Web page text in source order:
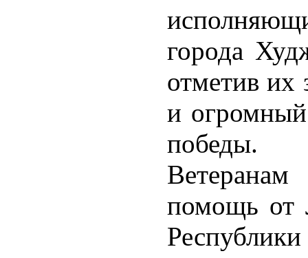
города
отметив их
и огромный
победы.
помощь от